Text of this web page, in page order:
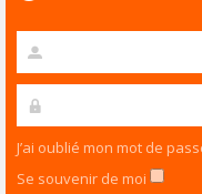
J’ai oublié mon mot de
Se souvenir de moi